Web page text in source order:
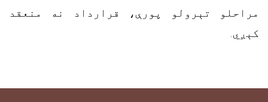
مراحلو تېرولو پورې، قرارداد نه منعقد
کېږي.